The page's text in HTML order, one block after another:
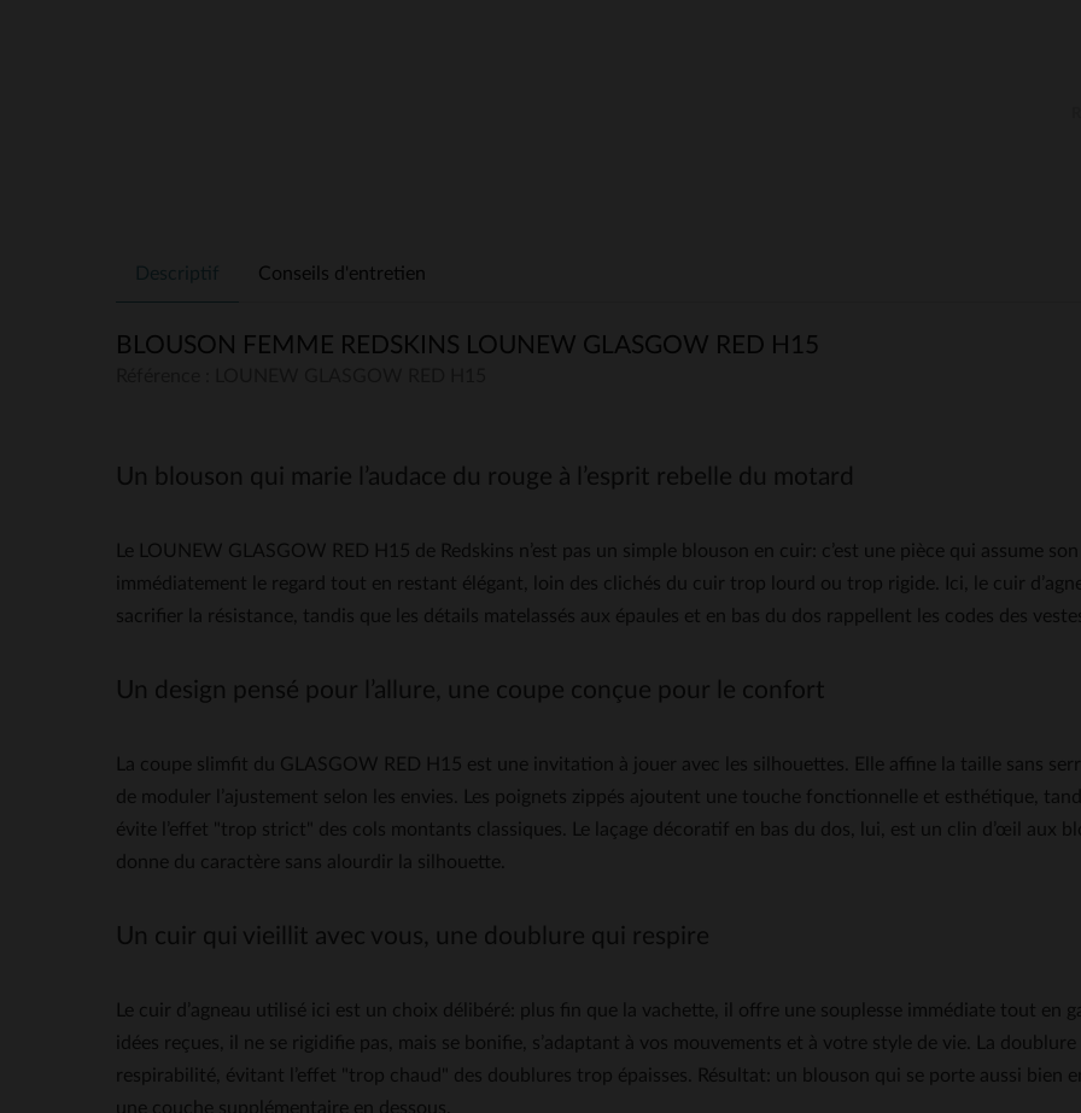
Descriptif Conseils d'entretien
BLOUSON FEMME REDSKINS LOUNEW GLASGOW RED H15
Un blouson qui marie l’audace du rouge à l’esprit rebelle du motard
Le LOUNEW GLASGOW RED H15 de Redskins n’est pas un simple blouson en cuir: c’est une pièce qui assume
immédiatement le regard tout en restant élégant, loin des clichés du cuir trop lourd ou trop rigide. Ici, le cuir
sacrifier la résistance, tandis que les détails matelassés aux épaules et en bas du dos rappellent les codes des
Un design pensé pour l’allure, une coupe conçue pour le confort
La coupe slimfit du GLASGOW RED H15 est une invitation à jouer avec les silhouettes. Elle affine la taille sans
de moduler l’ajustement selon les envies. Les poignets zippés ajoutent une touche fonctionnelle et esthétique,
évite l’effet "trop strict" des cols montants classiques. Le laçage décoratif en bas du dos, lui, est un clin d’œil aux
donne du caractère sans alourdir la silhouette.
Un cuir qui vieillit avec vous, une doublure qui respire
Le cuir d’agneau utilisé ici est un choix délibéré: plus fin que la vachette, il offre une souplesse immédiate tout en
idées reçues, il ne se rigidifie pas, mais se bonifie, s’adaptant à vos mouvements et à votre style de vie. La
respirabilité, évitant l’effet "trop chaud" des doublures trop épaisses. Résultat: un blouson qui se porte aussi bien
une couche supplémentaire en dessous.